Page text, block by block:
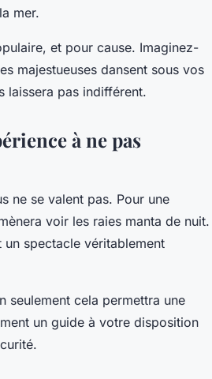
mer.
et pour cause. Imaginez-
majestueuses dansent sous vos
laissera pas indifférent.
à ne pas
ne se valent pas. Pour une
voir les raies manta de nuit.
un spectacle véritablement
seulement cela permettra une
un guide à votre disposition